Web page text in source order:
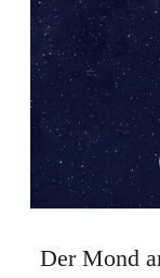
Der Mond